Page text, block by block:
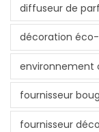
diffuseur de
décoration
environnement
fournisseur
fournisseur